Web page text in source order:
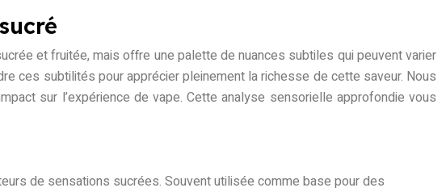
et fruitée, mais offre une palette de nuances subtiles qui peuvent varier
ces subtilités pour apprécier pleinement la richesse de cette saveur. Nous
sur l’expérience de vape. Cette analyse sensorielle approfondie vous
de sensations sucrées. Souvent utilisée comme base pour des